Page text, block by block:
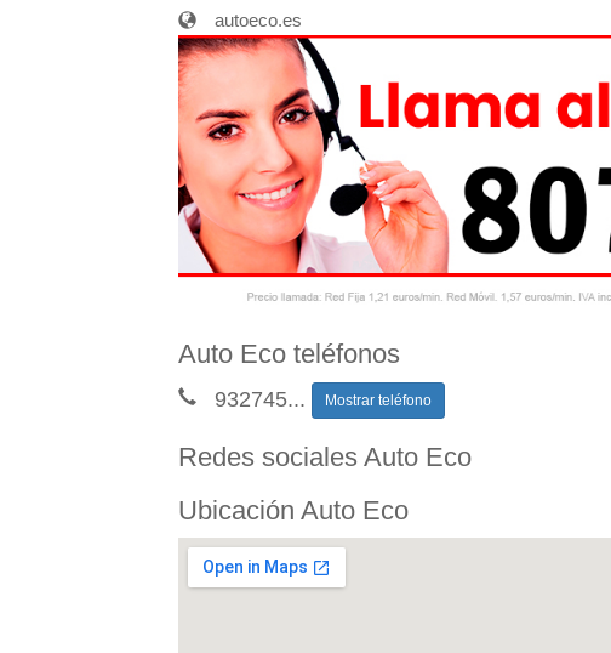
autoeco.es
Auto Eco teléfonos
932745... Mostrar teléfono
Redes sociales Auto Eco
Ubicación Auto Eco